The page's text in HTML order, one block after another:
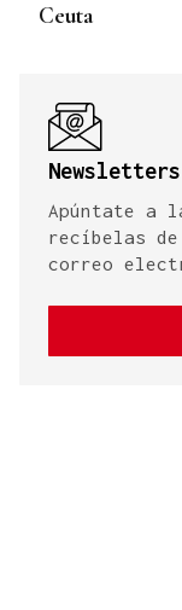
Ceuta
Apúntate a
recíbelas
correo